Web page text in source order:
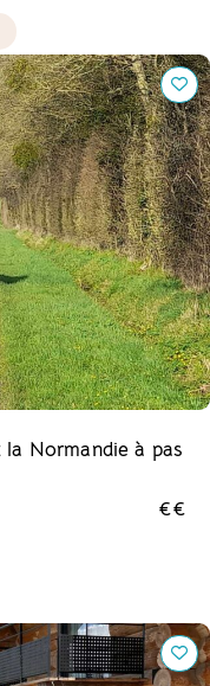
Normandie à pas
€€
à pas d'âne.
5 étoiles